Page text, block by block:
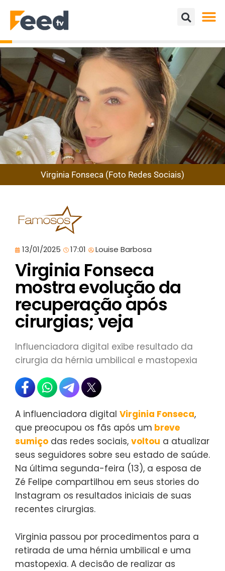
Virginia Fonseca (Foto Redes Sociais)
13/01/2025 17:01 Louise Barbosa
Virginia Fonseca
mostra evolução da
recuperação após
cirurgias; veja
Influenciadora digital exibe resultado da
cirurgia da hérnia umbilical e mastopexia
A influenciadora digital Virginia Fonseca,
que preocupou os fãs após um breve
sumiço das redes sociais, voltou a atualizar
seus seguidores sobre seu estado de saúde.
Na última segunda-feira (13), a esposa de
Zé Felipe compartilhou em seus stories do
Instagram os resultados iniciais de suas
recentes cirurgias.
Virginia passou por procedimentos para a
retirada de uma hérnia umbilical e uma
mastopexia. A decisão de realizar as